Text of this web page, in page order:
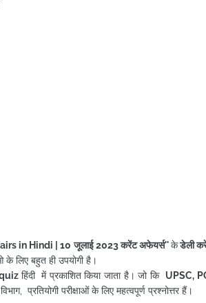
in Hindi | 10 जूलाई2023 करेंट अफेयर्स''केडेली
के लिए बहुत ही उपयोगी है।
हिंदी में प्रकाशित किया जाता है। जो कि UPSC,
विभाग, प्रतियोगी परीक्षाओं के लिए महत्वपूर्ण प्रश्नोत्तर हैं।